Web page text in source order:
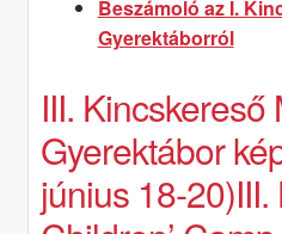
Beszámoló az I.
Gyerektáborról
III. Kincskereső
Gyerektábor
június 18-20)